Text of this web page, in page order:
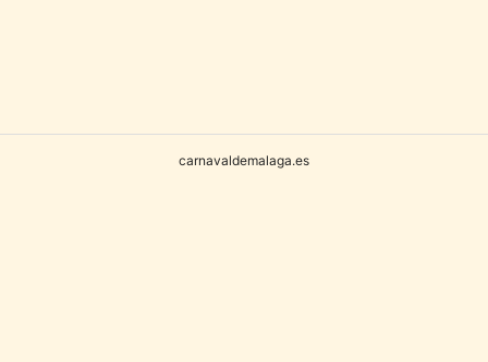
carnavaldemalaga.es